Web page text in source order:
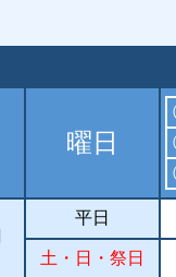
曜日
平日
土・日・祭日